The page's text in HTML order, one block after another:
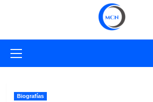
primario
Biografías